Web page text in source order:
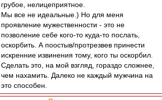
грубое, нелицеприятное.
Мы все не идеальные.) Но для меня
проявление мужественности - это не
позволение себе кого-то куда-то послать,
оскорбить. А поостыв/протрезвев принести
искренние извинения тому, кого ты оскорбил.
Сделать это, на мой взгляд, гораздо сложнее,
чем нахамить. Далеко не каждый мужчина на
это способен.